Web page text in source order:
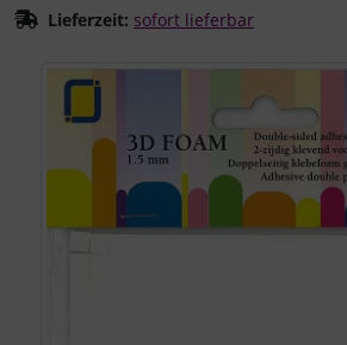
Lieferzeit: sofort lieferbar
Wenn mehr als ein Produktbild